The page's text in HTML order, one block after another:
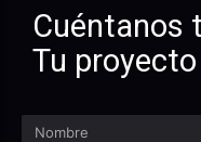
Cuéntanos
Tu